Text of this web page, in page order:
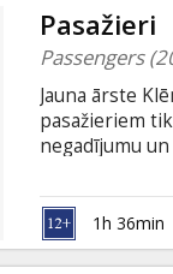
Pasažieri
Passengers
Jauna ārste
pasažieriem
negadījumu
pamazām
sāk
apņemas
1h 36min